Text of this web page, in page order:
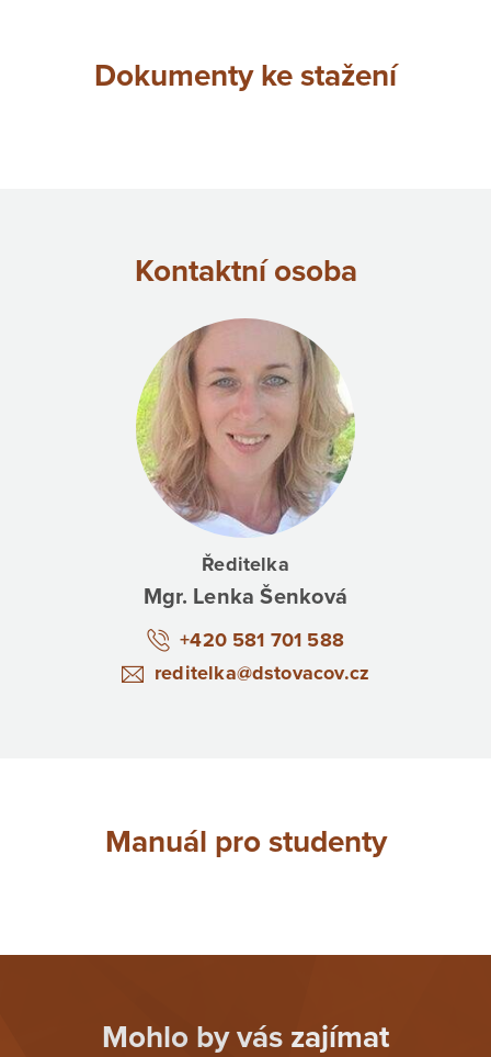
Dokumenty ke stažení
Kontaktní osoba
Ředitelka
Mgr. Lenka Šenková
+420 581 701 588
reditelka@dstovacov.cz
Manuál pro studenty
Mohlo by vás zajímat